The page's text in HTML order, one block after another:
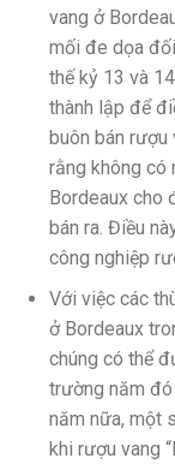
vang ở
mối đe dọa
thế kỷ 13 và
thành lập để
buôn bán rượu
rằng không có
Bordeaux cho
bán ra. Điều
công nghiệp
Với việc các
ở Bordeaux
chúng có thể
trường năm đó
năm nữa, một
khi rượu vang